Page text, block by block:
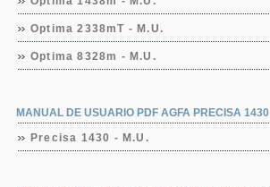
Optima 2338mT - M.U.
Optima 8328m - M.U.
MANUAL DE USUARIO PDF AGFA PRECISA 1430
Precisa 1430 - M.U.